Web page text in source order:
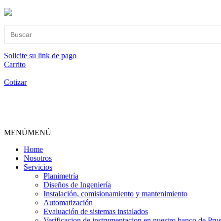
Buscar:
Solicite su link de pago
Carrito
Cotizar
MENÚMENÚ
Home
Nosotros
Servicios
Planimetría
Diseños de Ingeniería
Instalación, comisionamiento y mantenimiento
Automatización
Evaluación de sistemas instalados